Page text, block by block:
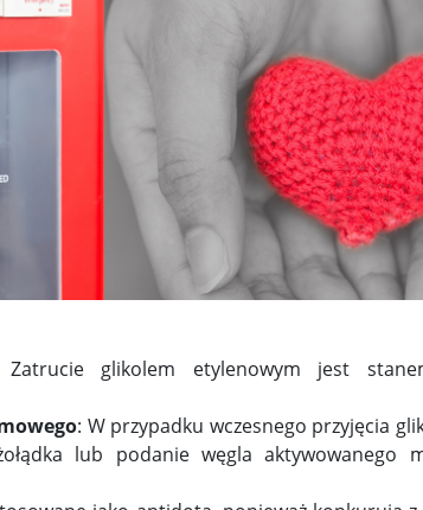
glikolem etylenowym jest
: W przypadku wczesnego przyjęcia
lub podanie węgla aktywowanego